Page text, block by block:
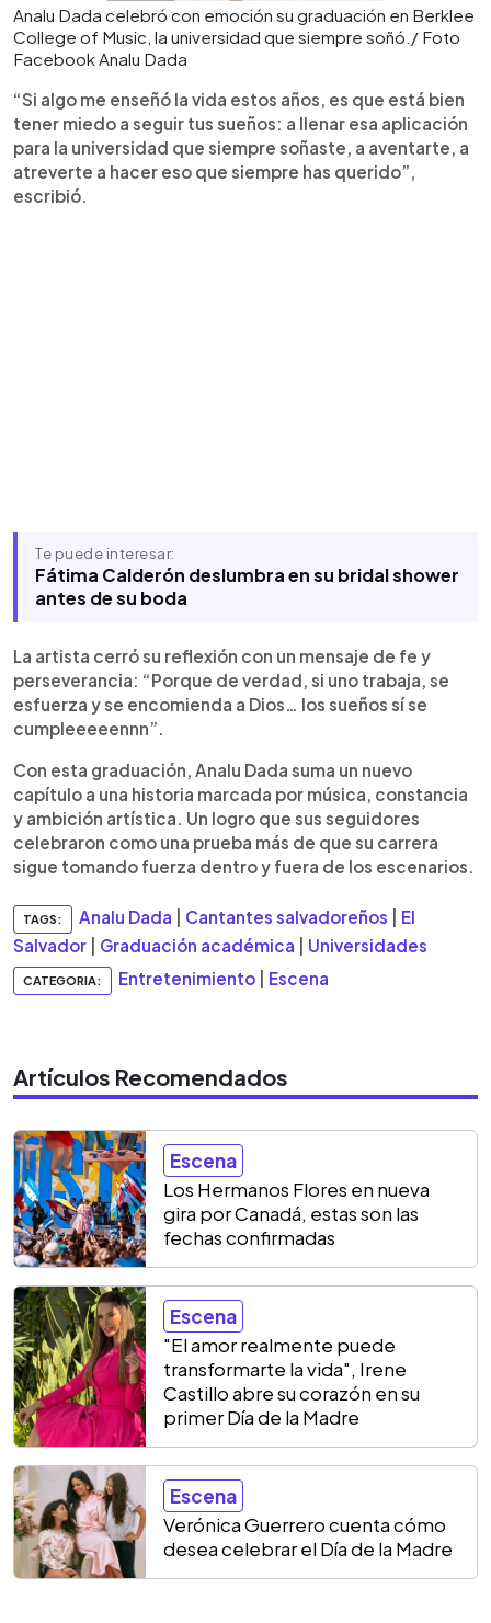
Analu Dada celebró con emoción su graduación en Berklee
College of Music, la universidad que siempre soñó./ Foto
Facebook Analu Dada
“Si algo me enseñó la vida estos años, es que está bien
tener miedo a seguir tus sueños: a llenar esa aplicación
para la universidad que siempre soñaste, a aventarte, a
atreverte a hacer eso que siempre has querido”,
escribió.
Te puede interesar:
Fátima Calderón deslumbra en su bridal shower
antes de su boda
La artista cerró su reflexión con un mensaje de fe y
perseverancia: “Porque de verdad, si uno trabaja, se
esfuerza y se encomienda a Dios… los sueños sí se
cumpleeeeennn”.
Con esta graduación, Analu Dada suma un nuevo
capítulo a una historia marcada por música, constancia
y ambición artística. Un logro que sus seguidores
celebraron como una prueba más de que su carrera
sigue tomando fuerza dentro y fuera de los escenarios.
TAGS: Analu Dada Cantantes salvadoreños
El
Salvador
Graduación académica Universidades
CATEGORIA: Entretenimiento Escena
Artículos Recomendados
Escena
Los Hermanos Flores en nueva
gira por Canadá, estas son las
fechas confirmadas
Escena
"El amor realmente puede
transformarte la vida", Irene
Castillo abre su corazón en su
primer Día de la Madre
Escena
Verónica Guerrero cuenta cómo
desea celebrar el Día de la Madre